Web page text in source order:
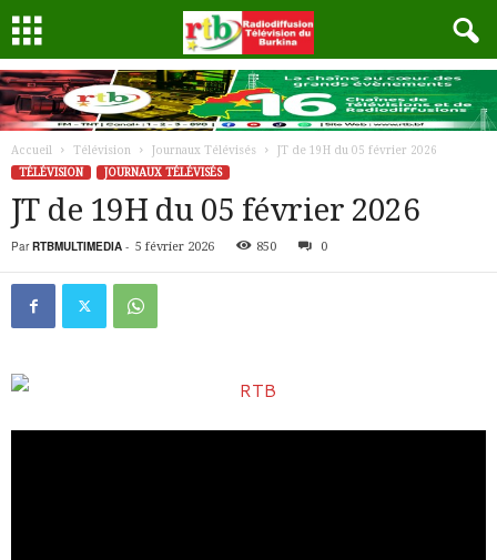
Accueil Télévision Journaux Télévisés
JT de 19H du 05 février 2026
TÉLÉVISION
JOURNAUX TÉLÉVISÉS
JT de 19H du 05 février 2026
Par RTBMULTIMEDIA - 5 février 2026 850 0